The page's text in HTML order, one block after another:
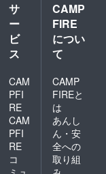
サ
ー
ビ
ス
CAM
PFI
RE
CAM
PFI
RE
コ
CAMP
FIRE
につい
て
CAMP
FIREと
は
あんし
ん・安
全への
取り組